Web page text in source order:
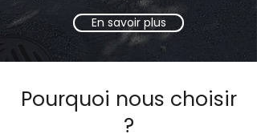
En savoir plus
Pourquoi nous choisir
?